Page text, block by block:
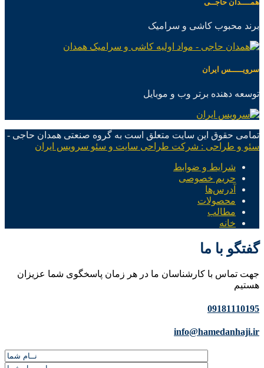
همــــدان حاجــی
برند محبوب کاشی و سرامیک
سرویـــــس ایران
توسعه دهنده برتر وب و موبایل
تمامی حقوق این سایت متعلق است به گروه صنعتی همدان حاجی -
سئو و طراحی : شرکت طراحی سایت و سئو سرویس ایران
شرایط و ضوابط
حریم خصوصی
آدرس‌ها
محصولات
مطالب
خانه
گفتگو با ما
جهت تماس با کارشناسان ما در هر زمان پاسخگوی شما عزیزان
هستیم
09181110195
info@hamedanhaji.ir